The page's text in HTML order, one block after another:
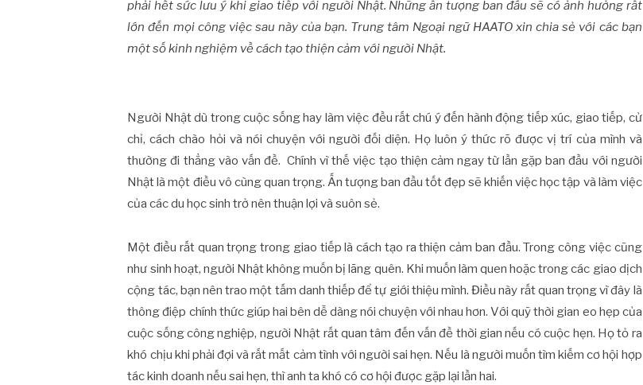
phải hết sức lưu ý khi giao tiếp với người Nhật. Những ấn tượng ban đầu sẽ có ảnh hưởng rất
lớn đến mọi công việc sau này của bạn. Trung tâm Ngoại ngữ HAATO xin chia sẻ với các bạn
một số kinh nghiệm về cách tạo thiện cảm với người Nhật.
Người Nhật dù trong cuộc sống hay làm việc đều rất chú ý đến hành động tiếp xúc, giao tiếp, cử
chỉ, cách chào hỏi và nói chuyện với người đối diện. Họ luôn ý thức rõ được vị trí của mình và
thường đi thẳng vào vấn đề. Chính vì thế việc tạo thiện cảm ngay từ lần gặp ban đầu với người
Nhật là một điều vô cùng quan trọng. Ấn tượng ban đầu tốt đẹp sẽ khiến việc học tập và làm việc
của các du học sinh trở nên thuận lợi và suôn sẻ.
Một điều rất quan trọng trong giao tiếp là cách tạo ra thiện cảm ban đầu. Trong công việc cũng
như sinh hoạt, người Nhật không muốn bị lãng quên. Khi muốn làm quen hoặc trong các giao dịch
cộng tác, bạn nên trao một tấm danh thiếp để tự giới thiệu mình. Điều này rất quan trọng vì đây là
thông điệp chính thức giúp hai bên dễ dàng nói chuyện với nhau hơn. Với quỹ thời gian eo hẹp của
cuộc sống công nghiệp, người Nhật rất quan tâm đến vấn đề thời gian nếu có cuộc hẹn. Họ tỏ ra
khó chịu khi phải đợi và rất mất cảm tình với người sai hẹn. Nếu là người muốn tìm kiếm cơ hội hợp
tác kinh doanh nếu sai hẹn, thì anh ta khó có cơ hội được gặp lại lần hai.